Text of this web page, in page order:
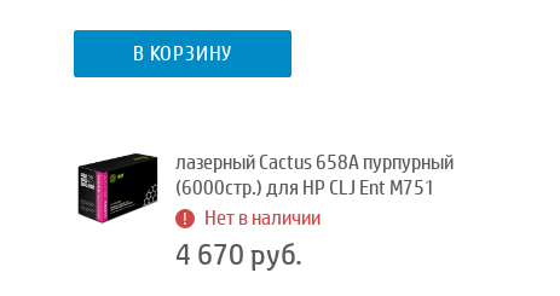
В КОРЗИНУ
лазерный Cactus 658A пурпурный
(6000стр.) для HP CLJ Ent M751
Нет в наличии
4 670 руб.